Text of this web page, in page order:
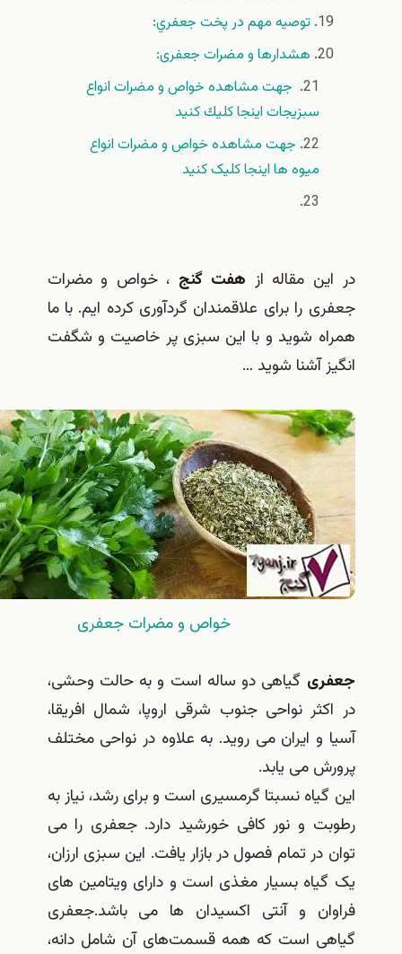
توصيه مهم در پخت جعفري:
هشدارها و مضرات جعفری:
جهت مشاهده خواص و مضرات انواع
سبزيجات اينجا كليك كنيد
جهت مشاهده خواص و مضرات انواع
میوه ها اینجا کلیک کنید
در این مقاله ازهفت گنج، خواص و مضرات
جعفری را برای علاقمندان گردآوری کرده ایم. با ما
همراه شوید و با این سبزی پر خاصیت و شگفت
انگیز آشنا شوید …
خواص و مضرات جعفری
جعفریگیاهی دو ساله است و به حالت وحشی،
در اکثر نواحی جنوب شرقی اروپا، شمال افریقا،
آسیا و ایران می روید. به علاوه در نواحی مختلف
پرورش می یابد.
این گیاه نسبتا گرمسیری است و برای رشد، نیاز به
رطوبت و نور کافی خورشید دارد. جعفری را می
توان در تمام فصول در بازار یافت. این سبزی ارزان،
یک گیاه بسیار مغذی است و دارای ویتامین های
فراوان و آنتی اکسیدان ها می باشد.جعفری
گیاهی است که همه قسمت‌های آن شامل دانه،